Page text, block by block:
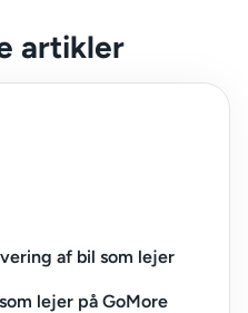
artikler
af bil som lejer
lejer på GoMore